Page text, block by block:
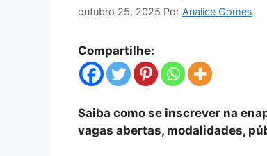
outubro 25, 2025 Por Analice Gomes
Compartilhe:
Saiba como se inscrever na
vagas abertas, modalidades,